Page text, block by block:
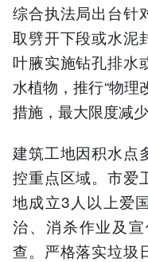
综合执法局出台针
取劈开下段或水泥
叶腋实施钻孔排水
水植物，推行“物理
措施，最大限度减
建筑工地因积水点
控重点区域。市爱
地成立3人以上爱
治、消杀作业及
查。严格落实垃圾